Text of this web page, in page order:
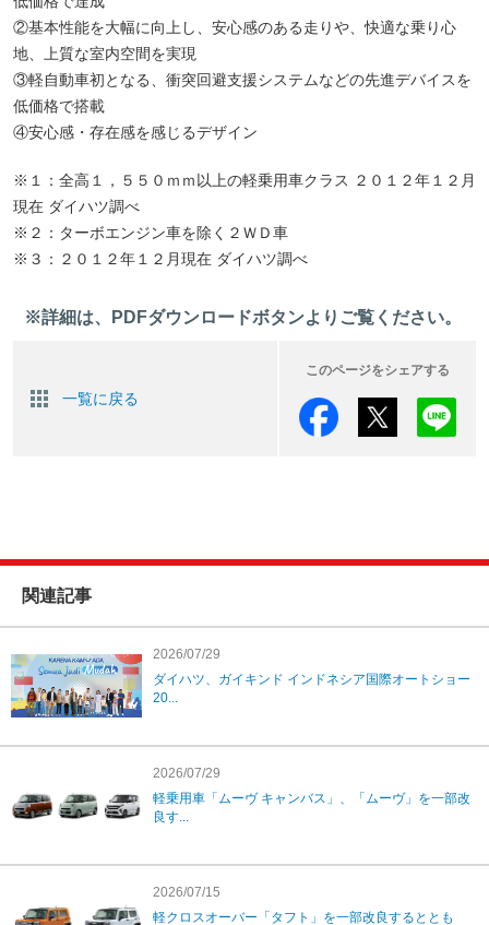
②基本性能を大幅に向上し、安心感のある走りや、快適な乗り心
地、上質な室内空間を実現
③軽自動車初となる、衝突回避支援システムなどの先進デバイスを
低価格で搭載
④安心感・存在感を感じるデザイン
※１：全高１，５５０ｍｍ以上の軽乗用車クラス ２０１２年１２月
現在 ダイハツ調べ
※２：ターボエンジン車を除く２ＷＤ車
※３：２０１２年１２月現在 ダイハツ調べ
※詳細は、PDFダウンロードボタンよりご覧ください。
一覧に戻る
このページをシェアする
関連記事
2026/07/29
ダイハツ、ガイキンド インドネシア国際オートショー
20...
2026/07/29
軽乗用車「ムーヴ キャンバス」、「ムーヴ」を一部改
良す...
2026/07/15
軽クロスオーバー「タフト」を一部改良するととも